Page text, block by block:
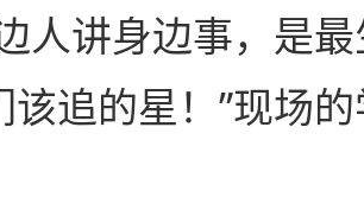
人讲身边事，是
该追的星！”现场